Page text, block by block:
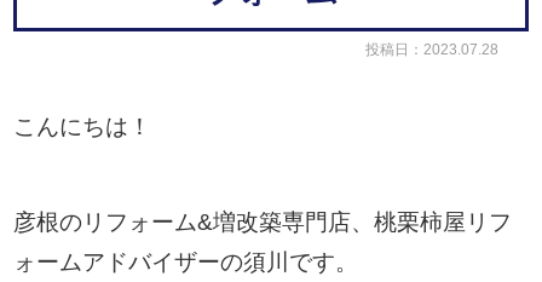
投稿日：2023.07.28
こんにちは！
彦根のリフォーム&増改築専門店、桃栗柿屋リフ
ォームアドバイザーの須川です。